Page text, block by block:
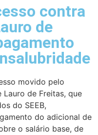
contra
de
movido pelo
de Freitas, que
do SEEB,
do adicional de
o salário base, de